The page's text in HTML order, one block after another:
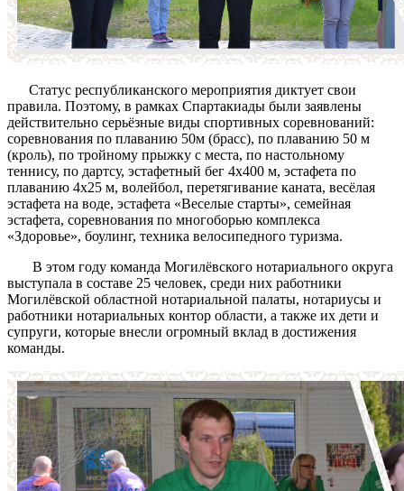
Статус республиканского мероприятия диктует свои
правила. Поэтому, в рамках Спартакиады были заявлены
действительно серьёзные виды спортивных соревнований:
соревнования по плаванию 50м (брасс), по плаванию 50 м
(кроль), по тройному прыжку с места, по настольному
теннису, по дартсу, эстафетный бег 4х400 м, эстафета по
плаванию 4х25 м, волейбол, перетягивание каната, весёлая
эстафета на воде, эстафета «Веселые старты», семейная
эстафета, соревнования по многоборью комплекса
«Здоровье», боулинг, техника велосипедного туризма.
В этом году команда Могилёвского нотариального округа
выступала в составе 25 человек, среди них работники
Могилёвской областной нотариальной палаты, нотариусы и
работники нотариальных контор области, а также их дети и
супруги, которые внесли огромный вклад в достижения
команды.